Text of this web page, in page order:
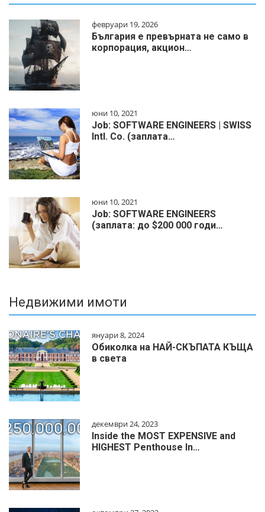
февруари 19, 2026
България е превърната не само в
корпорация, акцион…
юни 10, 2021
Job: SOFTWARE ENGINEERS | SWISS
Intl. Co. (заплата…
юни 10, 2021
Job: SOFTWARE ENGINEERS
(заплата: до $200 000 годи…
Недвижими имоти
януари 8, 2024
Обиколка на НАЙ-СКЪПАТА КЪЩА
в света
декември 24, 2023
Inside the MOST EXPENSIVE and
HIGHEST Penthouse In…